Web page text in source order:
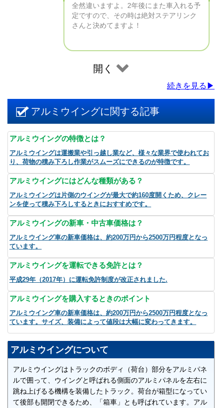
全然違いますよ。2年後にまた車入れる予
定ですので、その時は絶対ステアリンク
さんと決めてますよ！
開く
続きを見る▶
アルミウイングに関する記事
アルミウイングの特徴とは？
アルミウイングは運搬業や引っ越し業など、様々な業界で使われてお
り、荷物の積み下ろし作業がスムーズにできるのが特徴です。
アルミウイングにはどんな種類がある？
アルミウイングは片側のウイングが最大で約160度開くため、クレー
ンを使って積み下ろしするときにおすすめです。
アルミウイングの新車・中古車価格は？
アルミウイング車の新車価格は、約200万円から2500万円程度となっ
ています。
アルミウイングを運転できる免許とは？
平成29年（2017年）に運転免許制度が改正されました.
アルミウイングを購入するときのポイント
アルミウイング車の新車価格は、約200万円から2500万円程度となっ
ています。サイズ、装備によって値段は大幅に変わってきます。
アルミウイングについて
アルミウイングはトラックのボディ（荷台）部分をアルミパネ
ルで囲って、ウイングと呼ばれる側面のアルミパネルを左右に
跳ね上げるる機構を装備したトラック。荷台が箱型になってい
て後部も開閉できるため、「箱車」とも呼ばれています。アル